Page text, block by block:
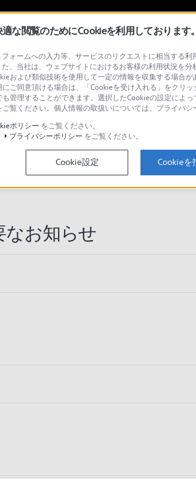
プロフェッショナル／業務用
取扱説明書 Q&A
なお知らせ
な閲覧のためにCookieを利用しております。
ォームへの入力等、サービスのリクエストに相当する
、当社は、ウェブサイトにおけるお客様の利用状況を
および類似技術を使用して一定の情報を収集する場合
ご同意頂ける場合は、「Cookieを受け入れる」をクリ
管理することができます。選択したCookieの設定によ
覧ください。個人情報の取扱いについては、プライバシ
ポリシー をご覧ください。
プライバシーポリシー をご覧ください。
Cookie設定 Cookieを